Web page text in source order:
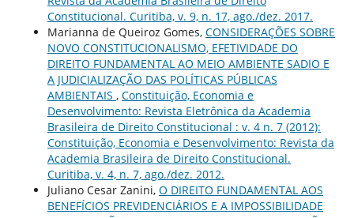
Constitucional. Curitiba, v. 9, n. 17, ago./dez. 2017.
Marianna de Queiroz Gomes, CONSIDERAÇÕES SOBRE
NOVO CONSTITUCIONALISMO, EFETIVIDADE DO
DIREITO FUNDAMENTAL AO MEIO AMBIENTE SADIO E
A JUDICIALIZAÇÃO DAS POLÍTICAS PÚBLICAS
AMBIENTAIS , Constituição, Economia e
Desenvolvimento: Revista Eletrônica da Academia
Brasileira de Direito Constitucional : v. 4 n. 7 (2012):
Constituição, Economia e Desenvolvimento: Revista da
Academia Brasileira de Direito Constitucional.
Curitiba, v. 4, n. 7, ago./dez. 2012.
Juliano Cesar Zanini, O DIREITO FUNDAMENTAL AOS
BENEFÍCIOS PREVIDENCIÁRIOS E A IMPOSSIBILIDADE